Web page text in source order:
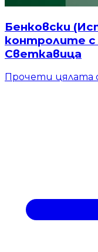
Бенковски
контролите
Светкавица
Прочети цялата